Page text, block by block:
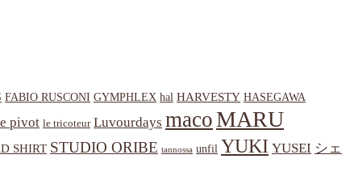
FABIO RUSCONI GYMPHLEX hal HARVESTY HASEGAWA
pivot le tricoteur Luvourdays macoMARU
SHIRT STUDIO ORIBE tannossa unfil YUKI YUSEI シェ